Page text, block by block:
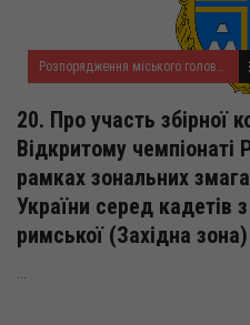
20. Про участь збірної
Відкритому чемпіонаті
рамках зональних
України серед кадетів
римської (Західна зона)